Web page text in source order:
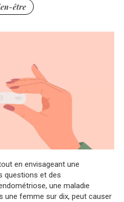
être
en envisageant une
questions et des
une maladie
une femme sur dix, peut causer